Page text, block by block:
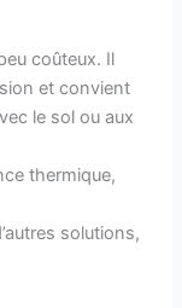
coûteux. Il
et convient
le sol ou aux
thermique,
solutions,